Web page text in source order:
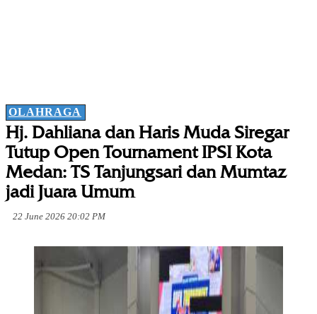
OLAHRAGA
Hj. Dahliana dan Haris Muda Siregar
Tutup Open Tournament IPSI Kota
Medan: TS Tanjungsari dan Mumtaz
jadi Juara Umum
22 June 2026 20:02 PM